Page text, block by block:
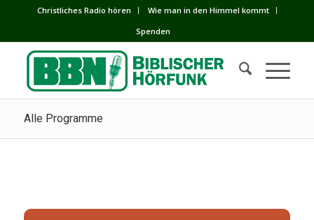
Сhristliches Radio hören
Wie man in den Himmel kommt
Spenden
Alle Programme